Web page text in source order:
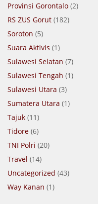
Provinsi Gorontalo (2)
RS ZUS Gorut (182)
Soroton (5)
Suara Aktivis (1)
Sulawesi Selatan (7)
Sulawesi Tengah (1)
Sulawesi Utara (3)
Sumatera Utara (1)
Tajuk (11)
Tidore (6)
TNI Polri (20)
Travel (14)
Uncategorized (43)
Way Kanan (1)